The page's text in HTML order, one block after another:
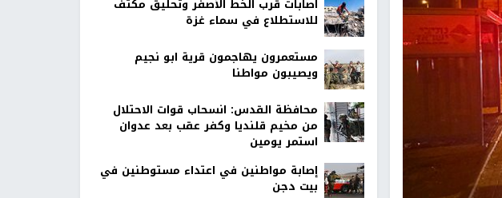
اصابات قرب الخط الأصفر وتحليق مكثف
للاستطلاع في سماء غزة
مستعمرون يهاجمون قرية ابو نجيم
ويصيبون مواطنا
محافظة القدس: انسحاب قوات الاحتلال
من مخيم قلنديا وكفر عقب بعد عدوان
استمر يومين
إصابة مواطنين في اعتداء مستوطنين في
بيت دجن